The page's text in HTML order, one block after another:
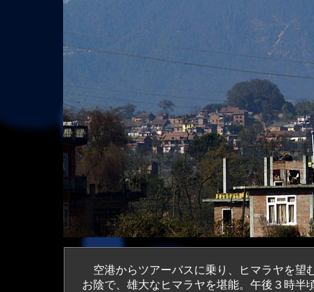
空港からツアーバスに乗り、ヒマラヤを望
お陰で、雄大なヒマラヤを堪能。午後３時半